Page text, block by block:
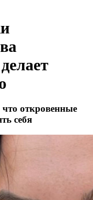
откровенные
себя